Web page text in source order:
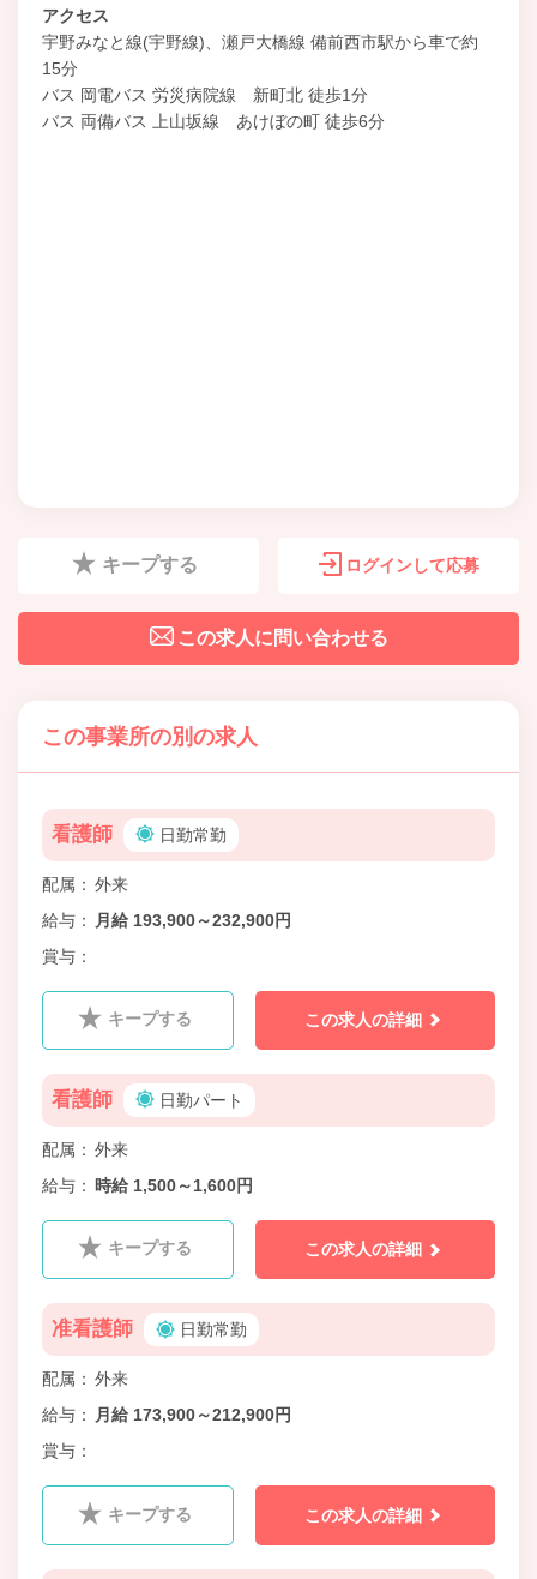
アクセス
宇野みなと線(宇野線)、瀬戸大橋線 備前西市駅から車で約
15分
バス 岡電バス 労災病院線 新町北 徒歩1分
バス 両備バス 上山坂線 あけぼの町 徒歩6分
キープする ログインして応募
この求人に問い合わせる
この事業所の別の求人
看護師 日勤常勤
配属
外来
給与
月給 193,900～232,900円
賞与
キープする この求人の詳細
看護師 日勤パート
配属
外来
給与
時給 1,500～1,600円
キープする この求人の詳細
准看護師 日勤常勤
配属
外来
給与
月給 173,900～212,900円
賞与
キープする この求人の詳細